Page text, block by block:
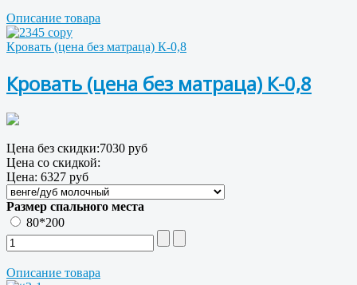
Описание товара
Кровать (цена без матраца) К-0,8
Кровать (цена без матраца) К-0,8
Цена без скидки:7030 руб
Цена со скидкой:
Цена: 6327 руб
Размер спального места
80*200
Описание товара